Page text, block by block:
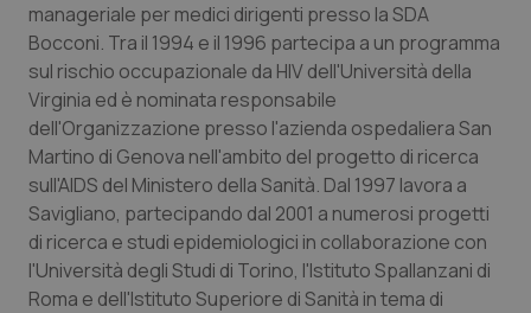
Sardegna
Sicilia
Toscana
Umbria
Valle D’Aosta
Malattia di Crohn & Rettocolite Ulcerosa
Neuroscienze & patologie neurodegenerative
Obesità
Oftalmologia
Oncodermatologia
manageriale per medici dirigenti presso la SDA
Bocconi. Tra il 1994 e il 1996 partecipa a un programma
sul rischio occupazionale da HIV dell'Università della
Virginia ed è nominata responsabile
dell'Organizzazione presso l'azienda ospedaliera San
Martino di Genova nell'ambito del progetto di ricerca
sull'AIDS del Ministero della Sanità. Dal 1997 lavora a
Savigliano, partecipando dal 2001 a numerosi progetti
di ricerca e studi epidemiologici in collaborazione con
l'Università degli Studi di Torino, l'Istituto Spallanzani di
Roma e dell'Istituto Superiore di Sanità in tema di